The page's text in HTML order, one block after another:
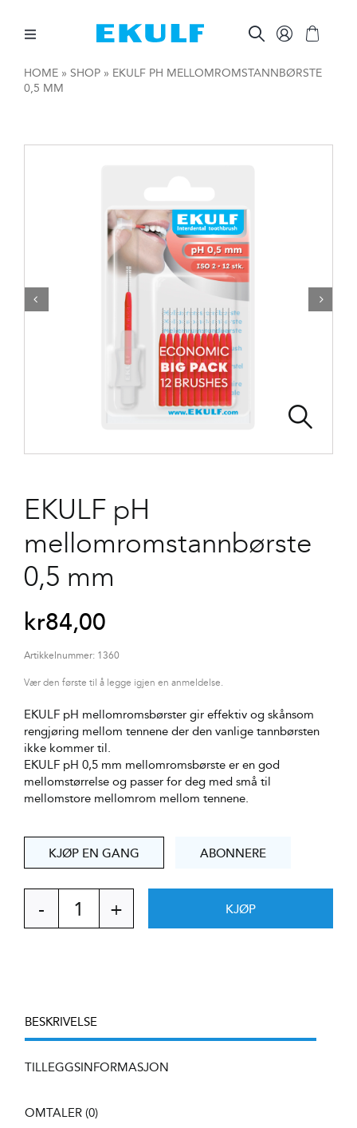
contentToggle
Navigation
MELLOM TENNENE
BØRST TENNENE
ØVRIGE PRODUKTER
FOR BEDRIFTER
HOME» SHOP» EKULF PH MELLOMROMSTANNBØRSTE
0,5 MM
 
EKULF pH
mellomromstannbørste
0,5 mm
kr84,00
Artikkelnummer: 1360
Vær den første til å legge igjen en anmeldelse.
EKULF pH mellomromsbørster gir effektiv og skånsom
rengjøring mellom tennene der den vanlige tannbørsten
ikke kommer til.
EKULF pH 0,5 mm mellomromsbørste er en god
mellomstørrelse og passer for deg med små til
mellomstore mellomrom mellom tennene.
KJØP EN GANG ABONNERE
EKULF
pH
KJØP
BESKRIVELSE
TILLEGGSINFORMASJON
OMTALER (0)